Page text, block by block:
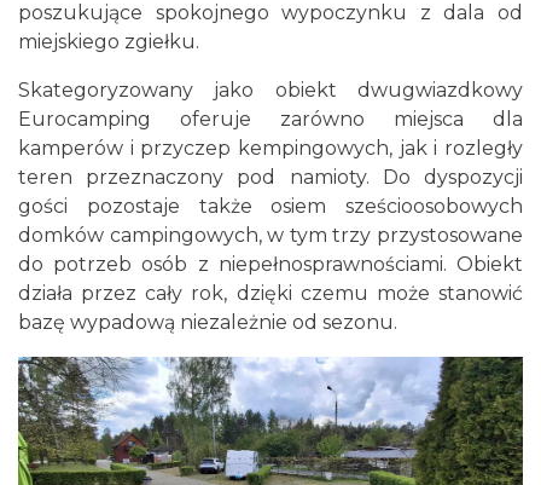
poszukujące spokojnego wypoczynku z dala od
miejskiego zgiełku.
Skategoryzowany jako obiekt dwugwiazdkowy
Eurocamping oferuje zarówno miejsca dla
kamperów i przyczep kempingowych, jak i rozległy
teren przeznaczony pod namioty. Do dyspozycji
gości pozostaje także osiem sześcioosobowych
domków campingowych, w tym trzy przystosowane
do potrzeb osób z niepełnosprawnościami. Obiekt
działa przez cały rok, dzięki czemu może stanowić
bazę wypadową niezależnie od sezonu.